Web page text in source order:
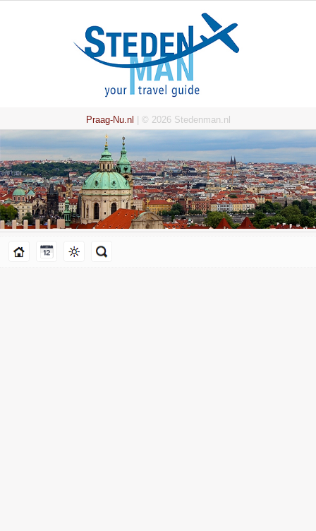
Praag-Nu.nl | © 2026 Stedenman.nl